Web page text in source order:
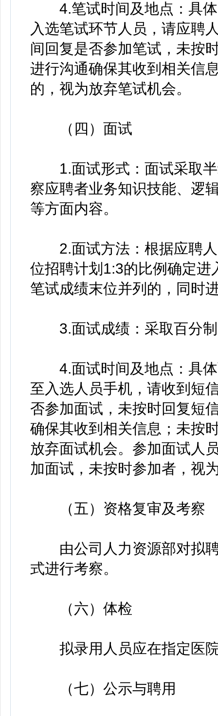
4.笔试时间及地点：具体
入选笔试环节人员，请应聘
间回复是否参加笔试，未按
进行沟通确保其收到相关信
的，视为放弃笔试机会。
（四）面试
1.面试形式：面试采取半
察应聘者业务知识技能、逻
等方面内容。
2.面试方法：根据应聘人
位招聘计划1:3的比例确定
笔试成绩末位并列的，同时
3.面试成绩：采取百分制
4.面试时间及地点：具体
至入选人员手机，请收到短
否参加面试，未按时回复短
确保其收到相关信息；未按
放弃面试机会。参加面试人
加面试，未按时参加者，视
（五）资格复审及考察
由公司人力资源部对拟聘
式进行考察。
（六）体检
拟录用人员应在指定医院
（七）公示与聘用